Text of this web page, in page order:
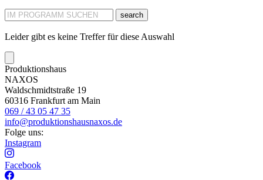
search
Leider gibt es keine Treffer für diese Auswahl
Produktionshaus
NAXOS
Waldschmidtstraße 19
60316 Frankfurt am Main
069 / 43 05 47 35
info@produktionshausnaxos.de
Folge uns:
Instagram
Facebook